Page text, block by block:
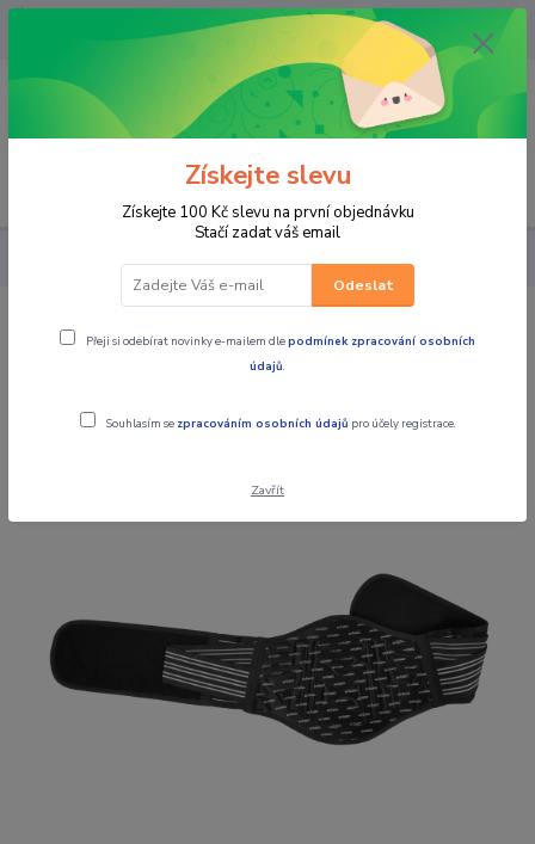
OPAVA 733537099/HLUČÍN
734541648/OLOMOUC 734593593
0,00 CZK
PRO JEZDCE CHRÁNIČE Ledvinový pás W-TEC TWG-00G173
Ledvinový pás W-TEC TWG-00G173
Získejte slevu
Získejte 100 Kč slevu na první objednávku
Stačí zadat váš email
Odeslat
Přeji si odebírat novinky e-mailem dlepodmínek zpracování osobních
údajů.
Souhlasím se zpracováním osobních údajů pro účely registrace.
Zavřít